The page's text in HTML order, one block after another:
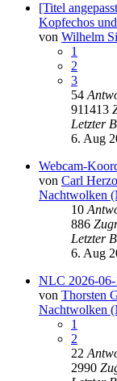
[Titel
Kopfechos
von Wilhelm
1
2
3
54
911413
Letzter
6. Aug
Webcam-
von Carl
Nachtwolken
10
886
Letzter
6. Aug
NLC 2026-
von Thorsten
Nachtwolken
1
2
22
2990